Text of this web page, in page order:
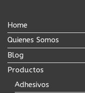
Home
Quienes Somos
Blog
Productos
Adhesivos